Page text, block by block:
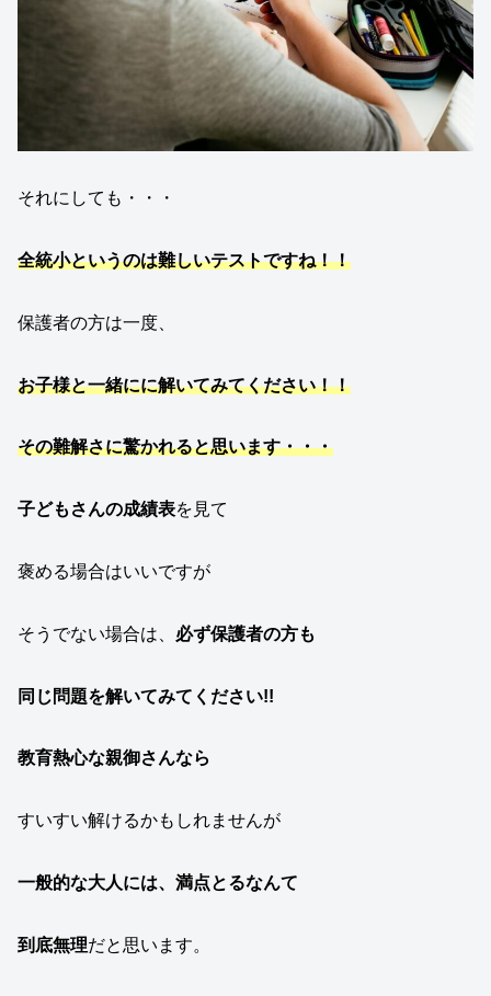
それにしても・・・
全統小というのは難しいテストですね！！
保護者の方は一度、
お子様と一緒にに解いてみてください！！
その難解さに驚かれると思います・・・
子どもさんの成績表を見て
褒める場合はいいですが
そうでない場合は、 必ず保護者の方も
同じ問題を解いてみてください!!
教育熱心な親御さんなら
すいすい解けるかもしれませんが
一般的な大人には、満点とるなんて
到底無理だと思います。